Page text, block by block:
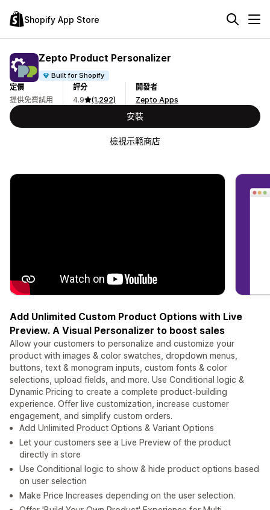
Shopify App Store
Zepto Product Personalizer
Built for Shopify
定價
提供免費試用
評分
4.9
(1,292)
開發者
Zepto Apps
安裝
檢視示範商店
Add Unlimited Custom Product Options with Live
Preview. A Visual Personalizer to boost sales
Allow your customers to personalize and customize your
product with images & color swatches, dropdown menus,
buttons, text & monogram inputs, custom fonts & color
selections, upload fields, and more. Use Conditional logic &
Dynamic Pricing to create a complete product-building
experience. Offer live customization, increase customer
engagement, and simplify custom orders.
Add Unlimited Product Options & Variant Options
Let your customers see a Live Preview of the product
directly in store
Use Conditional logic to show & hide product options based
on user selection
Make Price Increases depending on the user selection.